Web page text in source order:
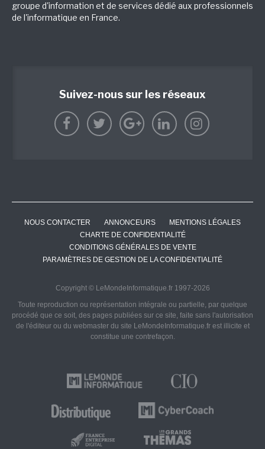
groupe d'information et de services dédié aux professionnels
de l'informatique en France.
Suivez-nous sur les réseaux
NOUS CONTACTER ANNONCEURS
MENTIONS LÉGALES
CHARTE DE CONFIDENTIALITÉ
CONDITIONS GÉNÉRALES DE VENTE
PARAMÈTRES DE GESTION DE LA CONFIDENTIALITÉ
Copyright © LeMondeInformatique.fr 1997-2026
Toute reproduction ou représentation intégrale ou partielle, par quelque
procédé que ce soit, des pages publiées sur ce site, faite sans l'autorisation
de l'éditeur ou du webmaster du site LeMondeInformatique.fr est illicite et
constitue une contrefaçon.